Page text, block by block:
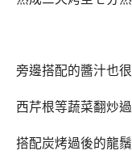
旁邊搭配的醬汁也
西芹根等蔬菜翻炒
搭配炭烤過後的龍